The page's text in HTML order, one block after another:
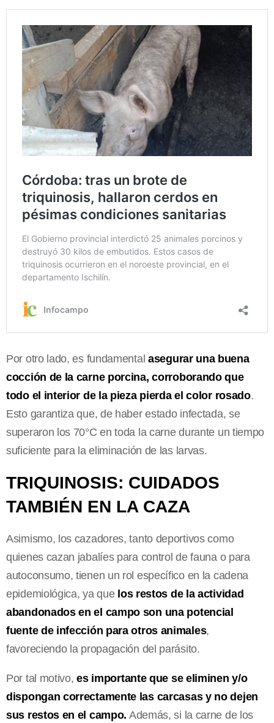
Por otro lado, es fundamental asegurar una buena
cocción de la carne porcina, corroborando que
todo el interior de la pieza pierda el color rosado.
Esto garantiza que, de haber estado infectada, se
superaron los 70°C en toda la carne durante un tiempo
suficiente para la eliminación de las larvas.
TRIQUINOSIS: CUIDADOS
TAMBIÉN EN LA CAZA
Asimismo, los cazadores, tanto deportivos como
quienes cazan jabalíes para control de fauna o para
autoconsumo, tienen un rol específico en la cadena
epidemiológica, ya que los restos de la actividad
abandonados en el campo son una potencial
fuente de infección para otros animales,
favoreciendo la propagación del parásito.
Por tal motivo,es importante que se eliminen y/o
dispongan correctamente las carcasas y no dejen
sus restos en el campo. Además, si la carne de los